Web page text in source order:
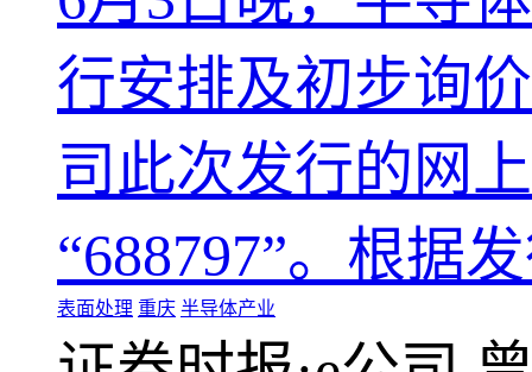
行安排及初步询
司此次发行的网
“688797”。根据
表面处理 重庆 半导体产业